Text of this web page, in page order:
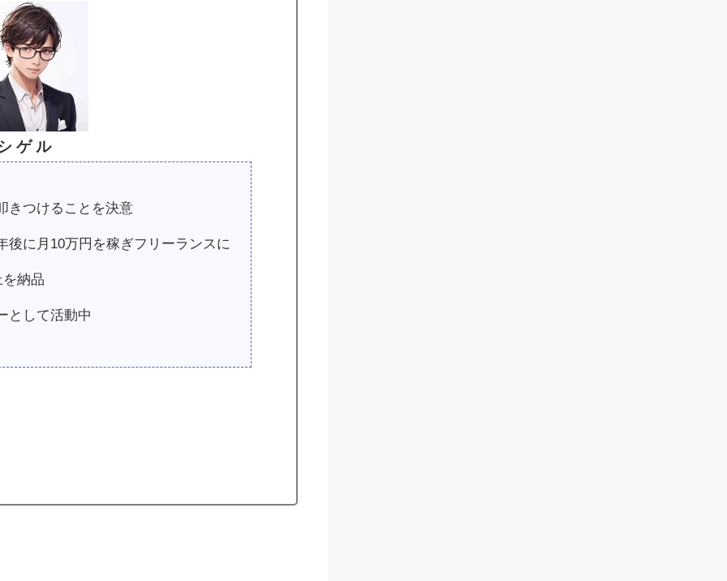
ゲ ル
きつけることを決意
後に月10万円を稼ぎフリーランスに
納品
として活動中